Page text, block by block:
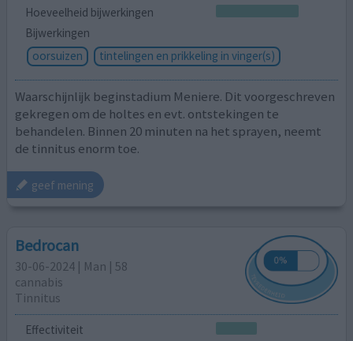
Hoeveelheid bijwerkingen
Bijwerkingen
oorsuizen
tintelingen en prikkeling in vinger(s)
Waarschijnlijk beginstadium Meniere. Dit voorgeschreven
gekregen om de holtes en evt. ontstekingen te
behandelen. Binnen 20 minuten na het sprayen, neemt
de tinnitus enorm toe.
geef mening
Bedrocan
30-06-2024 | Man | 58
cannabis
Tinnitus
Effectiviteit